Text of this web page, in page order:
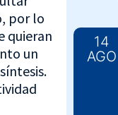
por lo
quieran
un
14
AGO